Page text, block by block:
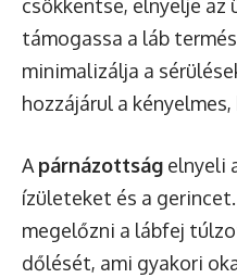
csökkentse, elnyelje az
támogassa a láb
minimalizálja a
hozzájárul a
A párnázottság elnyeli
ízületeket és a
megelőzni a lábfej
dőlését, ami gyakori